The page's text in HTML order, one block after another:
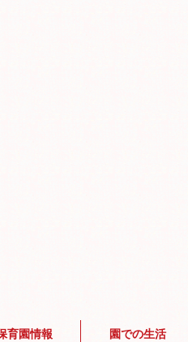
育園情報 園での生活